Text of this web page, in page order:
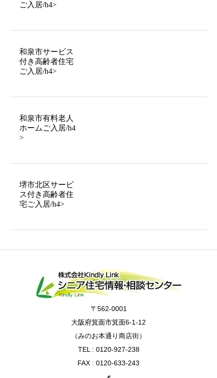
ご入居/h4>
和泉市サービス
付き高齢者住宅
ご入居/h4>
和泉市有料老人
ホームご入居/h4
>
堺市北区サービ
ス付き高齢者住
宅ご入居/h4>
〒562-0001
大阪府箕面市箕面6-1-12
（みのお本通り商店街）
TEL : 0120-927-238
FAX : 0120-633-243